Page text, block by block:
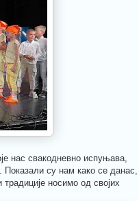
нас свакодневно испуњава,
су нам како се данас,
носимо од својих